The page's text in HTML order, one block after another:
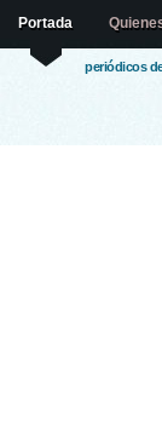
periódicos
Portada